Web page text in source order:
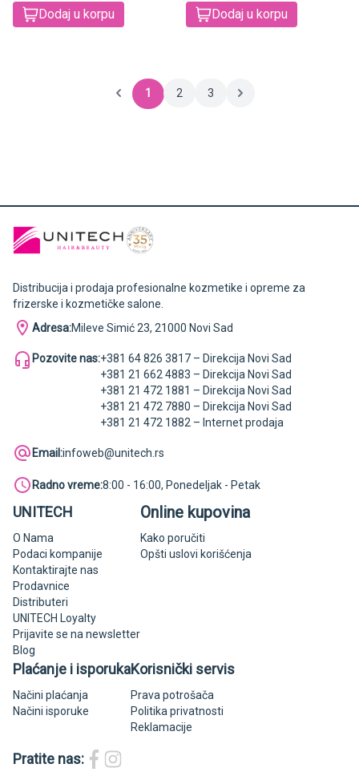
Dodaj u korpu
Dodaj u korpu
1 2 3
Distribucija i prodaja profesionalne kozmetike i opreme za
frizerske i kozmetičke salone.
Adresa:Mileve Simić 23, 21000 Novi Sad
Pozovite nas:+381 64 826 3817 – Direkcija Novi Sad
+381 21 662 4883 – Direkcija Novi Sad
+381 21 472 1881 – Direkcija Novi Sad
+381 21 472 7880 – Direkcija Novi Sad
+381 21 472 1882 – Internet prodaja
Email:infoweb@unitech.rs
Radno vreme:8:00 - 16:00, Ponedeljak - Petak
UNITECH
O Nama
Podaci kompanije
Kontaktirajte nas
Prodavnice
Distributeri
UNITECH Loyalty
Prijavite se na newsletter
Blog
Online kupovina
Kako poručiti
Opšti uslovi korišćenja
Plaćanje i isporuka
Načini plaćanja
Načini isporuke
Korisnički servis
Prava potrošača
Politika privatnosti
Reklamacije
Pratite nas: